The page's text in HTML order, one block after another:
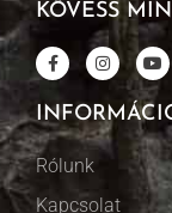
KÖVESS
Rólunk
Kapcsolat